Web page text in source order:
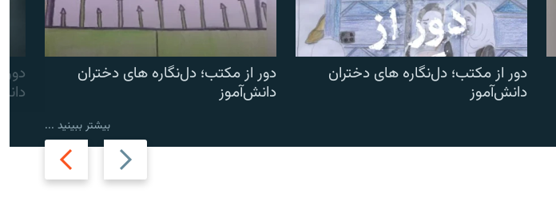
Previous
slide
Next
slide
دور از مکتب؛ دل‌نگاره های دختران
دانش‌آموز
دور از مکتب؛ دل‌نگاره های دختران
دانش‌آموز
بیشتر ببینید ...